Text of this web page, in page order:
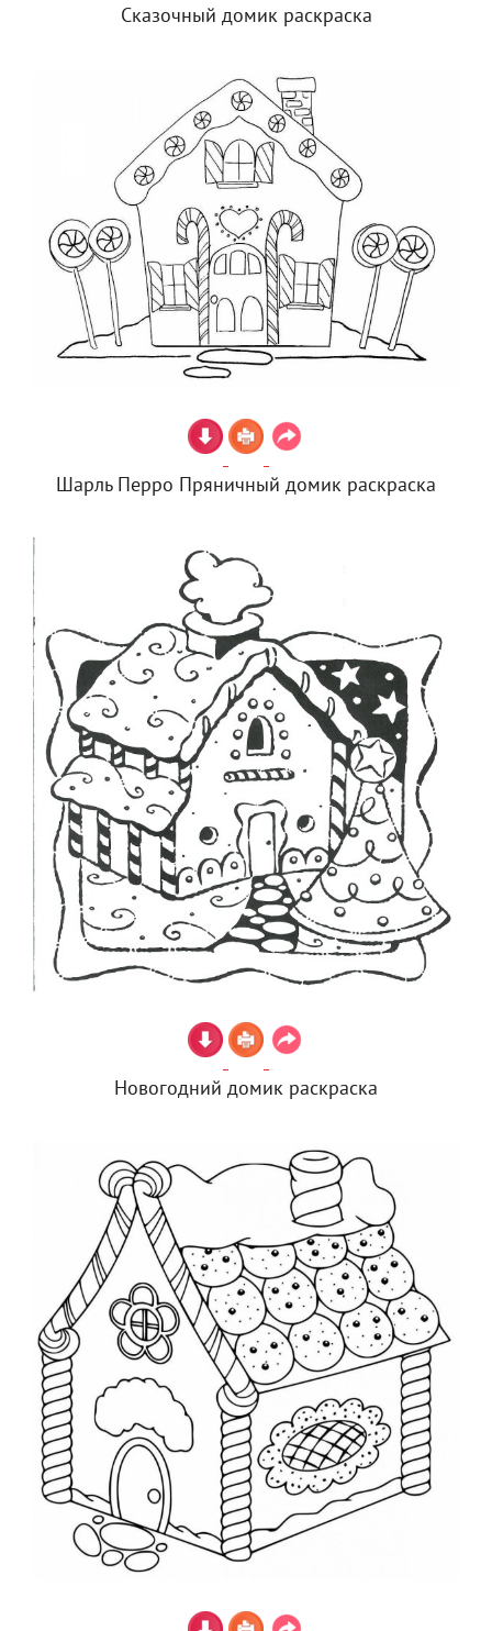
Сказочный домик раскраска
Шарль Перро Пряничный домик раскраска
Новогодний домик раскраска